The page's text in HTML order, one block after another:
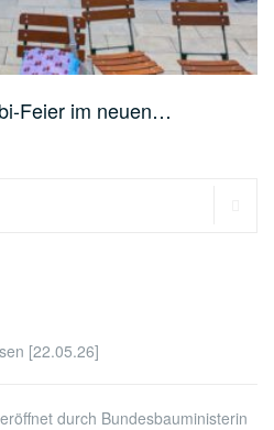
Feier im neuen…
[22.05.26]
durch Bundesbauministerin